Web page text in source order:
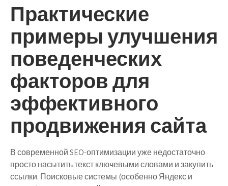
Практические
примеры улучшения
поведенческих
факторов для
эффективного
продвижения сайта
В современной SEO-оптимизации уже недостаточно
просто насытить текст ключевыми словами и закупить
ссылки. Поисковые системы (особенно Яндекс и